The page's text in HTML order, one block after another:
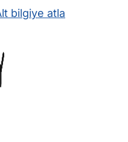
bilgiye atla